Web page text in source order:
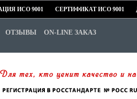
ИСО 9001 СЕРТИФИКАТ ИСО 9001
ОТЗЫВЫ ON-LINE ЗАКАЗ